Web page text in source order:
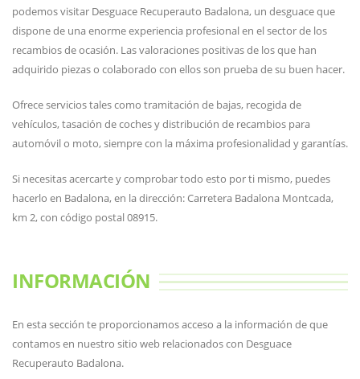
podemos visitar Desguace Recuperauto Badalona, un desguace que
dispone de una enorme experiencia profesional en el sector de los
recambios de ocasión. Las valoraciones positivas de los que han
adquirido piezas o colaborado con ellos son prueba de su buen hacer.
Ofrece servicios tales como tramitación de bajas, recogida de
vehículos, tasación de coches y distribución de recambios para
automóvil o moto, siempre con la máxima profesionalidad y garantías.
Si necesitas acercarte y comprobar todo esto por ti mismo, puedes
hacerlo en Badalona, en la dirección: Carretera Badalona Montcada,
km 2, con código postal 08915.
INFORMACIÓN
En esta sección te proporcionamos acceso a la información de que
contamos en nuestro sitio web relacionados con Desguace
Recuperauto Badalona.